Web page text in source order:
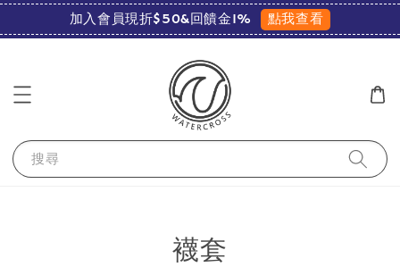
加入會員現折$50&回饋金1% 點我查看
搜尋
襪套